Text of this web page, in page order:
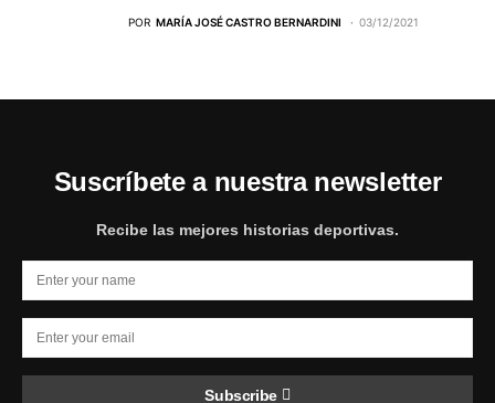
POR MARÍA JOSÉ CASTRO BERNARDINI 03/12/2021
Suscríbete a nuestra newsletter
Recibe las mejores historias deportivas.
Subscribe